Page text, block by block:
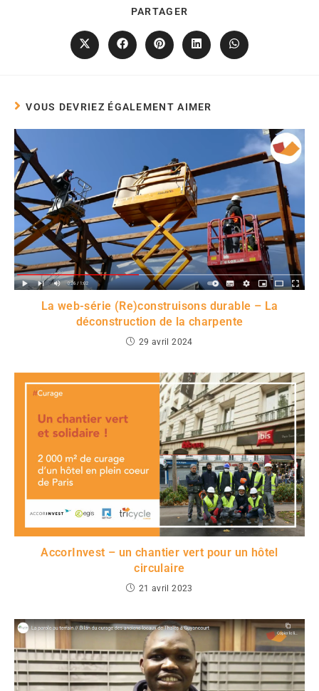
PARTAGER
VOUS DEVRIEZ ÉGALEMENT AIMER
La web-série (Re)construisons durable – La
déconstruction de la charpente
29 avril 2024
AccorInvest – un chantier vert pour un hôtel
circulaire
21 avril 2023